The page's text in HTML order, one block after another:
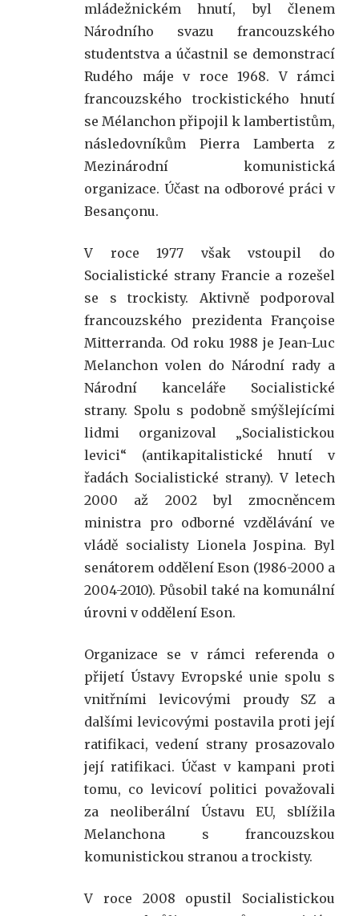
mládežnickém hnutí, byl členem
Národního svazu francouzského
studentstva a účastnil se demonstrací
Rudého máje v roce 1968. V rámci
francouzského trockistického hnutí
se Mélanchon připojil k lambertistům,
následovníkům Pierra Lamberta z
Mezinárodní komunistická
organizace. Účast na odborové práci v
Besançonu.
V roce 1977 však vstoupil do
Socialistické strany Francie a rozešel
se s trockisty. Aktivně podporoval
francouzského prezidenta Françoise
Mitterranda. Od roku 1988 je Jean-Luc
Melanchon volen do Národní rady a
Národní kanceláře Socialistické
strany. Spolu s podobně smýšlejícími
lidmi organizoval „Socialistickou
levici“ (antikapitalistické hnutí v
řadách Socialistické strany). V letech
2000 až 2002 byl zmocněncem
ministra pro odborné vzdělávání ve
vládě socialisty Lionela Jospina. Byl
senátorem oddělení Eson (1986-2000 a
2004-2010). Působil také na komunální
úrovni v oddělení Eson.
Organizace se v rámci referenda o
přijetí Ústavy Evropské unie spolu s
vnitřními levicovými proudy SZ a
dalšími levicovými postavila proti její
ratifikaci, vedení strany prosazovalo
její ratifikaci. Účast v kampani proti
tomu, co levicoví politici považovali
za neoliberální Ústavu EU, sblížila
Melanchona s francouzskou
komunistickou stranou a trockisty.
V roce 2008 opustil Socialistickou